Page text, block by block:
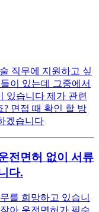
직무에 지원하고 싶
이 있는데 그중에서
있습니다 제가 관련
면접 때 확인 할 방
겠습니다
전면허 없이 서류
다.
를 희망하고 있습니
아 운전면허가 필수